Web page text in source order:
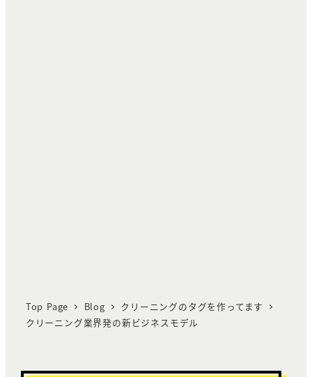
Top Page Blog
クリーニングのタグを作ってます
クリーニング業界発の新ビジネスモデル